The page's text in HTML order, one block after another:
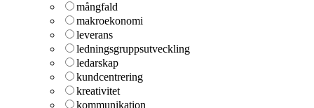
mångfald
makroekonomi
leverans
ledningsgruppsutveckling
ledarskap
kundcentrering
kreativitet
kommunikation